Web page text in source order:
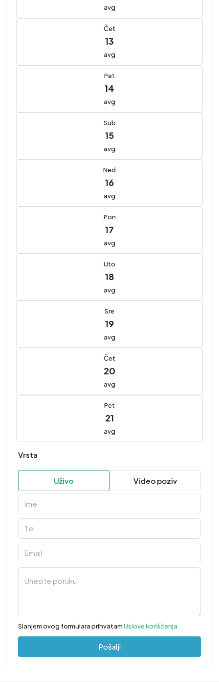
avg
Čet
13
avg
Pet
14
avg
Sub
15
avg
Ned
16
avg
Pon
17
avg
Uto
18
avg
Sre
19
avg
Čet
20
avg
Pet
21
avg
Vrsta
Uživo Video poziv
Slanjem ovog formulara prihvatamUslove korišćenja
Pošalji